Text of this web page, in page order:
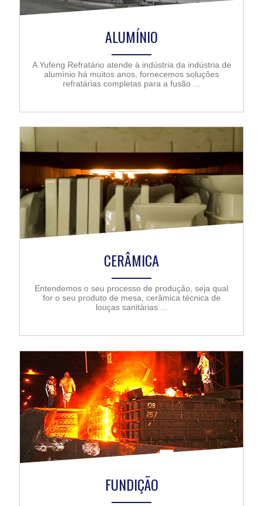
ALUMÍNIO
A Yufeng Refratário atende à indústria da indústria de
alumínio há muitos anos, fornecemos soluções
refratárias completas para a fusão ...
CERÂMICA
Entendemos o seu processo de produção, seja qual
for o seu produto de mesa, cerâmica técnica de
louças sanitárias ...
FUNDIÇÃO